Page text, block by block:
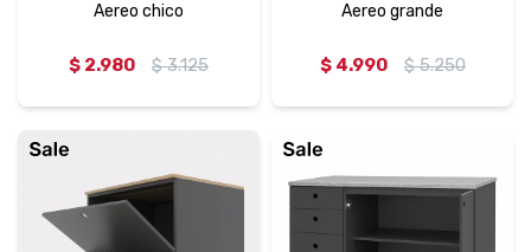
Aereo chico
$ 2.980 $ 3.125
Aereo grande
$ 4.990 $ 5.250